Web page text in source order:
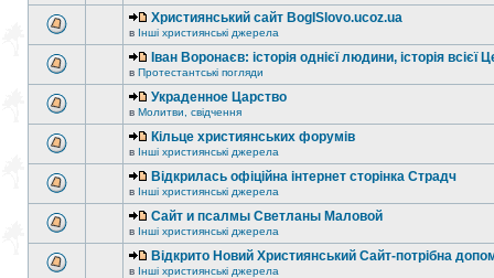
Християнський сайт BogISlovo.ucoz.ua
в Інші християнські джерела
Іван Воронаєв: історія однієї людини, історія всієї
в Протестантські погляди
Украденное Царство
в Молитви, свідчення
Кільце християнських форумів
в Інші християнські джерела
Відкрилась офіційна інтернет сторінка Страдч
в Інші християнські джерела
Сайт и псалмы Светланы Маловой
в Інші християнські джерела
Відкрито Новий Християнський Сайт-потрібна
в Інші християнські джерела